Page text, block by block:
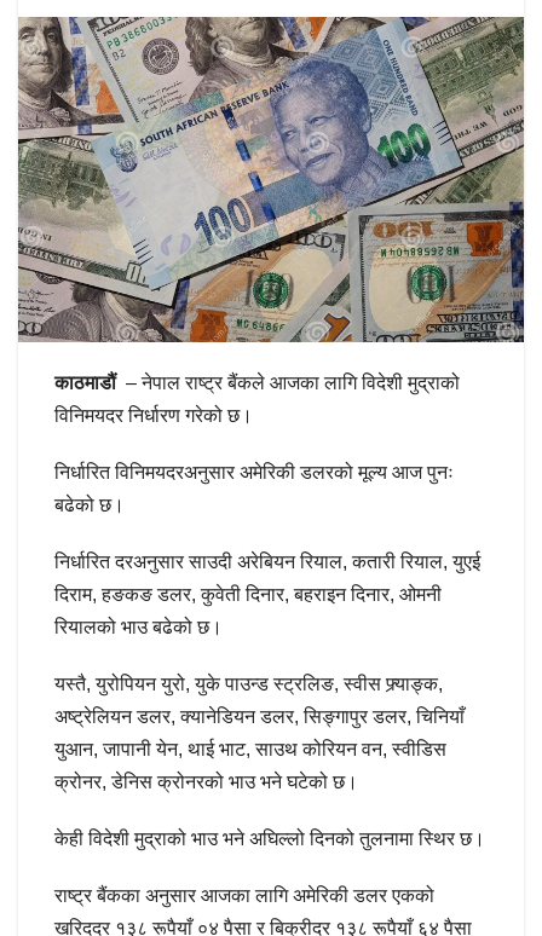
काठमाडौं – नेपाल राष्ट्र बैंकले आजका लागि विदेशी मुद्राको
विनिमयदर निर्धारण गरेको छ।
निर्धारित विनिमयदरअनुसार अमेरिकी डलरको मूल्य आज पुनः
बढेको छ।
निर्धारित दरअनुसार साउदी अरेबियन रियाल, कतारी रियाल, युएई
दिराम, हङकङ डलर, कुवेती दिनार, बहराइन दिनार, ओमनी
रियालको भाउ बढेको छ।
यस्तै, युरोपियन युरो, युके पाउन्ड स्ट्रलिङ, स्वीस फ्र्याङ्क,
अष्ट्रेलियन डलर, क्यानेडियन डलर, सिङ्गापुर डलर, चिनियाँ
युआन, जापानी येन, थाई भाट, साउथ कोरियन वन, स्वीडिस
क्रोनर, डेनिस क्रोनरको भाउ भने घटेको छ।
केही विदेशी मुद्राको भाउ भने अघिल्लो दिनको तुलनामा स्थिर छ।
राष्ट्र बैंकका अनुसार आजका लागि अमेरिकी डलर एकको
खरिददर १३८ रूपैयाँ ०४ पैसा र बिक्रीदर १३८ रूपैयाँ ६४ पैसा